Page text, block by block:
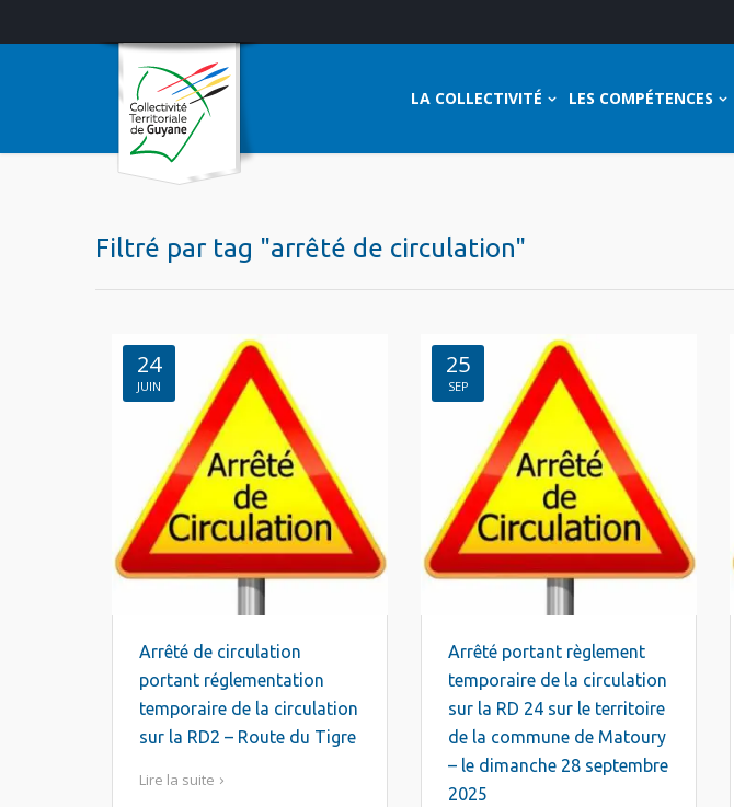
LA COLLECTIVITÉ LES COMPÉTENCES
Filtré par tag "arrêté de circulation"
24
JUIN
Arrêté de circulation
portant réglementation
temporaire de la circulation
sur la RD2 – Route du Tigre
Lire la suite
25
SEP
Arrêté portant règlement
temporaire de la circulation
sur la RD 24 sur le territoire
de la commune de Matoury
– le dimanche 28 septembre
2025